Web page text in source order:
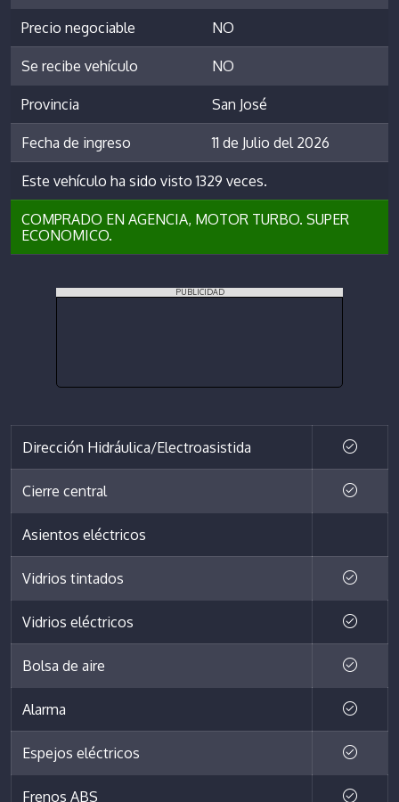
Precio negociable NO
Se recibe vehículo NO
Provincia San José
Fecha de ingreso 11 de Julio del 2026
Este vehículo ha sido visto 1329 veces.
COMPRADO EN AGENCIA, MOTOR TURBO. SUPER
ECONOMICO.
PUBLICIDAD
Dirección Hidráulica/Electroasistida
Cierre central
Asientos eléctricos
Vidrios tintados
Vidrios eléctricos
Bolsa de aire
Alarma
Espejos eléctricos
Frenos ABS